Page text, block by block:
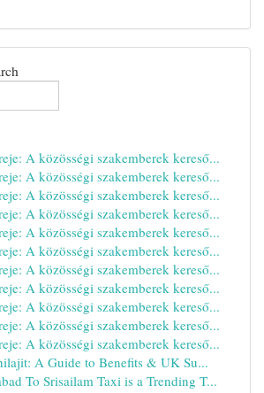
A közösségi szakemberek kereső...
A közösségi szakemberek kereső...
A közösségi szakemberek kereső...
A közösségi szakemberek kereső...
A közösségi szakemberek kereső...
A közösségi szakemberek kereső...
A közösségi szakemberek kereső...
A közösségi szakemberek kereső...
A közösségi szakemberek kereső...
A közösségi szakemberek kereső...
A közösségi szakemberek kereső...
A Guide to Benefits & UK Su...
To Srisailam Taxi is a Trending T...